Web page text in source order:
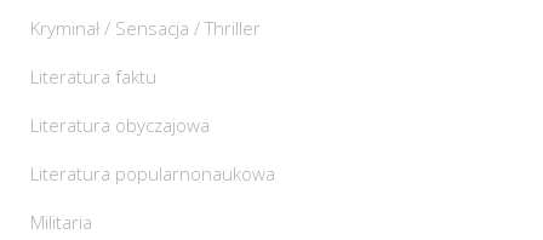
Kryminał / Sensacja / Thriller
Literatura faktu
Literatura obyczajowa
Literatura popularnonaukowa
Militaria